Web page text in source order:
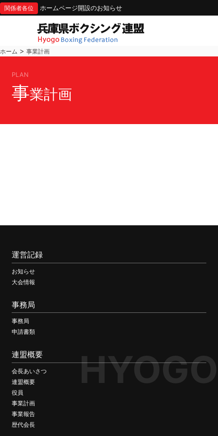
関係者各位 ホームページ開設のお知らせ
ホーム > 事業計画
PLAN
事業計画
HYOGO
運営記録
お知らせ
大会情報
事務局
事務局
申請書類
連盟概要
会長あいさつ
連盟概要
役員
事業計画
事業報告
歴代会長